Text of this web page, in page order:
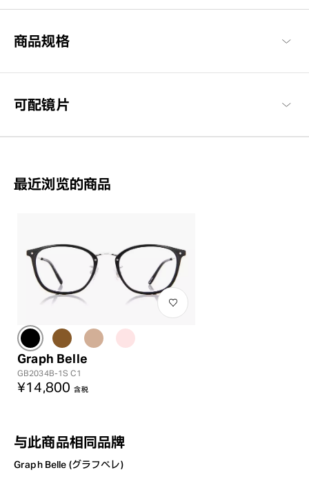
商品规格
可配镜片
最近浏览的商品
Graph Belle
GB2034B-1S C1
¥14,800 含税
与此商品相同品牌
Graph Belle (グラフベレ)